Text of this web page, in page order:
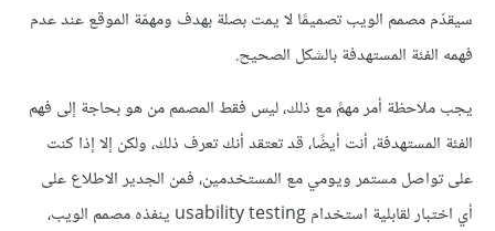
سيقدّم مصمم الويب تصميمًا لا يمت بصلة بهدف ومهمّة الموقع عند عدم
فهمه الفئة المستهدفة بالشكل الصحيح.
يجب ملاحظة أمر مهمً مع ذلك، ليس فقط المصمم من هو بحاجة إلى فهم
الفئة المستهدفة، أنت أيضًا، قد تعتقد أنك تعرف ذلك، ولكن إلا إذا كنت
على تواصل مستمر ويومي مع المستخدمين، فمن الجدير الاطلاع على
أي اختبار لقابلية استخدام usability testing ينفذه مصمم الويب،